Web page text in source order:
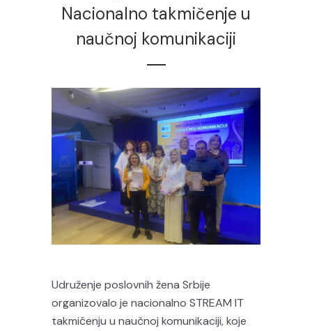
Nacionalno takmičenje u
naučnoj komunikaciji
Udruženje poslovnih žena Srbije
organizovalo je nacionalno STREAM IT
takmičenju u naučnoj komunikaciji, koje